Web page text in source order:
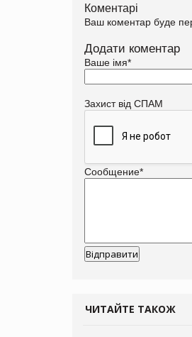
Коментарі
Ваш коментар буде
Додати коментар
Ваше імя*
Захист від СПАМ
Сообщение*
ЧИТАЙТЕ ТАКОЖ